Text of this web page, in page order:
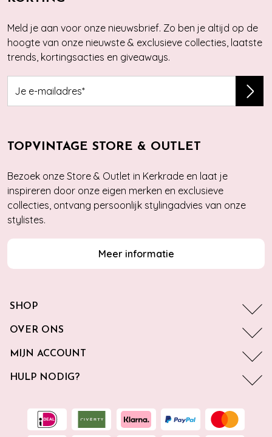
Meld je aan voor onze nieuwsbrief. Zo ben je altijd op de
hoogte van onze nieuwste & exclusieve collecties, laatste
trends, kortingsacties en giveaways.
TOPVINTAGE STORE & OUTLET
Bezoek onze Store & Outlet in Kerkrade en laat je
inspireren door onze eigen merken en exclusieve
collecties, ontvang persoonlijk stylingadvies van onze
stylistes.
Meer informatie
SHOP
OVER ONS
MIJN ACCOUNT
HULP NODIG?